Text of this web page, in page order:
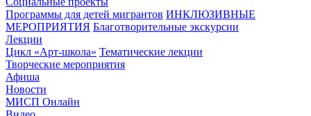
Программы для детей мигрантов ИНКЛЮЗИВНЫЕ
МЕРОПРИЯТИЯ Благотворительные экскурсии
Лекции
Цикл «Арт-школа» Тематические лекции
Творческие мероприятия
Афиша
Новости
МИСП Онлайн